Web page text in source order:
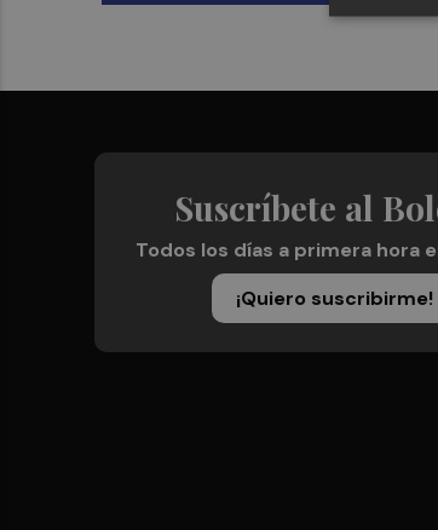
Suscríbete al
Todos los días a primera hora
¡Quiero suscribirme!